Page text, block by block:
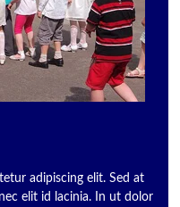
adipiscing elit. Sed at
elit id lacinia. In ut dolor